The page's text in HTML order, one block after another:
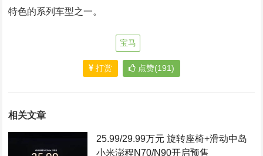
特色的系列车型之一。
宝马
打赏 点赞(191)
相关文章
25.99/29.99万元 旋转座椅+滑动中岛
小米澎程N70/N90开启预售